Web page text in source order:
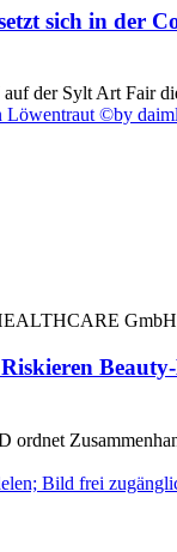
sich in der
auf der Sylt Art Fair
Beauty-
ordnet